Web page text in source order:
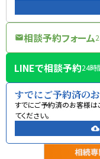
mail相談予約フォーム
LINEで相談予約24時
すでにご予約済の
すでにご予約済のお客様は
てください。
cloud_download